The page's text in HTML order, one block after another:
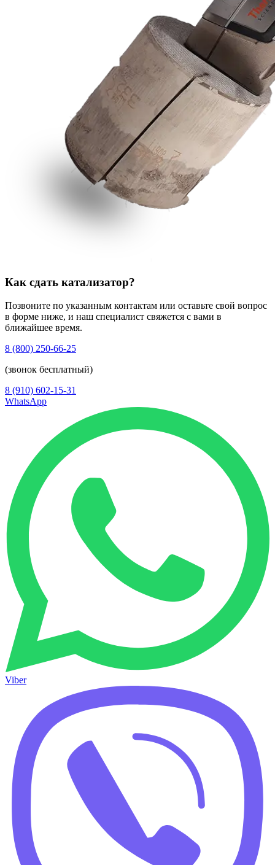
Как сдать катализатор?
Позвоните по указанным контактам или оставьте свой вопрос
в форме ниже, и наш специалист свяжется с вами в
ближайшее время.
8 (800) 250-66-25
(звонок бесплатный)
8 (910) 602-15-31
WhatsApp
Viber